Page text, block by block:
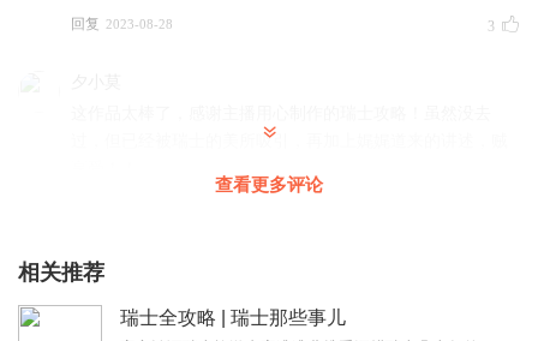
回复 2023-08-28 3
过，但已经被瑞士的美所吸引，再加上娓娓道来的讲述，贼
甜甜的水_3i
2021-09-19
查看更多评论
相关推荐
瑞士全攻略 | 瑞士那些事儿